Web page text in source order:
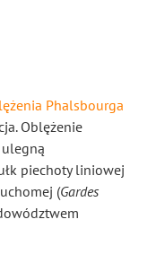
Phalsbourga
Oblężenie
piechoty liniowej
(Gardes